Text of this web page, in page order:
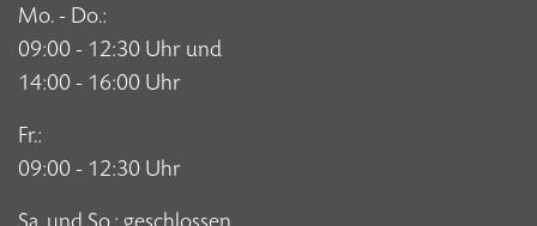
Mo. - Do.:
09:00 - 12:30 Uhr und
14:00 - 16:00 Uhr
Fr.:
09:00 - 12:30 Uhr